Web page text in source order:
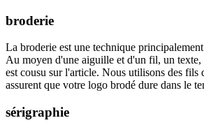
broderie
La broderie est une technique
Au moyen d'une aiguille et d'un fil, un texte,
est cousu sur l'article. Nous utilisons des fils
assurent que votre logo brodé dure dans le
sérigraphie